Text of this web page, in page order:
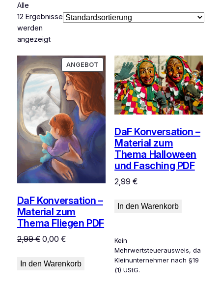
Alle
12 Ergebnisse
werden
angezeigt
ANGEBOT PRODUKT
IM
ANGEBOT
DaF Konversation –
Material zum
Thema Fliegen PDF
2,99€ Ursprünglicher
war:
0,00 €Aktueller
ist:
In den Warenkorb
DaF Konversation –
Material zum
Thema Halloween
und Fasching PDF
2,99€
In den Warenkorb
Kein
Mehrwertsteuerausweis, da
Kleinunternehmer nach §19
(1) UStG.